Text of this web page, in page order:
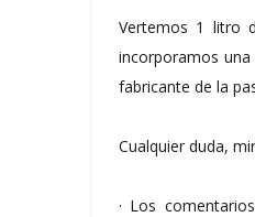
Vertemos 1 litro
incorporamos
fabricante de la
Cualquier duda,
· Los